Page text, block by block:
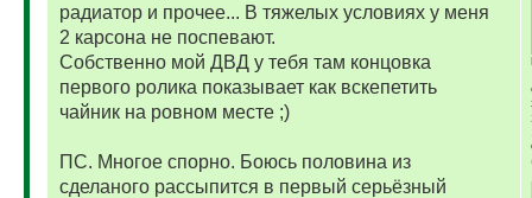
радиатор и прочее... В тяжелых условиях у меня
2 карсона не поспевают.
Собственно мой ДВД у тебя там концовка
первого ролика показывает как вскепетить
чайник на ровном месте ;)
ПС. Многое спорно. Боюсь половина из
сделаного рассыпится в первый серьёзный